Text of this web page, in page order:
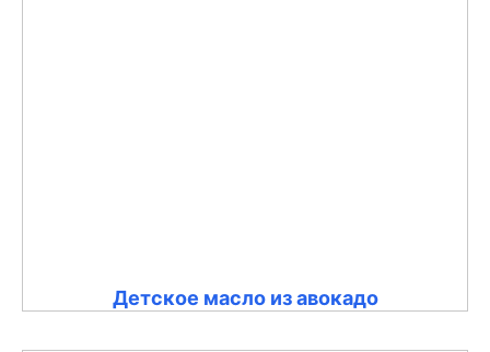
Детское масло из авокадо